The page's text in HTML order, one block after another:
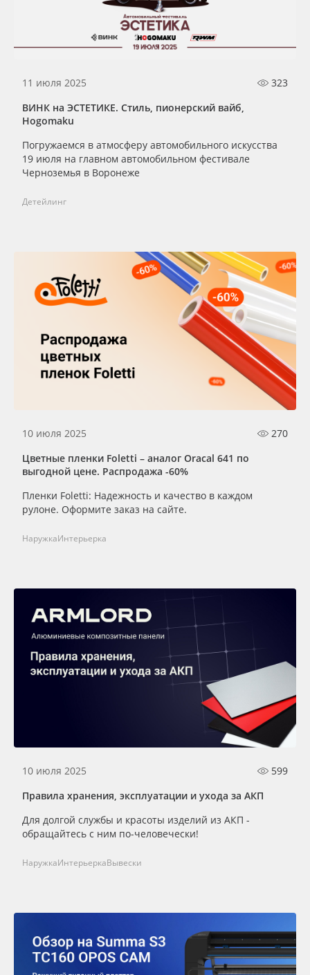
11 июля 2025
323
ВИНК на ЭСТЕТИКЕ. Стиль, пионерский вайб,
Hogomaku
Погружаемся в атмосферу автомобильного искусства
19 июля на главном автомобильном фестивале
Черноземья в Воронеже
Детейлинг
10 июля 2025
270
Цветные пленки Foletti – аналог Oracal 641 по
выгодной цене. Распродажа -60%
Пленки Foletti: Надежность и качество в каждом
рулоне. Оформите заказ на сайте.
НаружкаИнтерьерка
10 июля 2025
599
Правила хранения, эксплуатации и ухода за АКП
Для долгой службы и красоты изделий из АКП -
обращайтесь с ним по-человечески!
НаружкаИнтерьеркаВывески